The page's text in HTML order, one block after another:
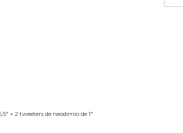
+ 2 tweeters de neodimio de 1"